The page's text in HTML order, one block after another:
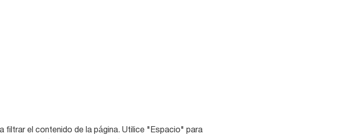
filtrar el contenido de la página. Utilice "Espacio" para